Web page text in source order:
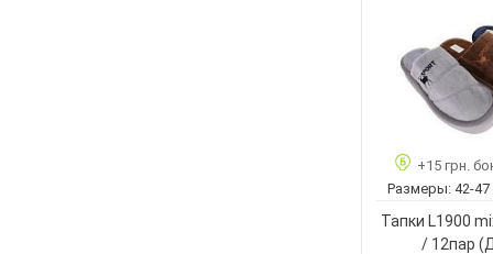
Подошва :
Страна
производитель:
Размер:
Цвет:
+15 грн.
Размеры: 42-47
Тапки L1900
/ 12пар